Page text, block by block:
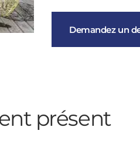
Demandez un
présent